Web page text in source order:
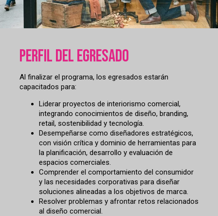
Perfil del egresado
Al finalizar el programa, los egresados estarán
capacitados para:
Liderar proyectos de interiorismo comercial,
integrando conocimientos de diseño, branding,
retail, sostenibilidad y tecnología.
Desempeñarse como diseñadores estratégicos,
con visión crítica y dominio de herramientas para
la planificación, desarrollo y evaluación de
espacios comerciales.
Comprender el comportamiento del consumidor
y las necesidades corporativas para diseñar
soluciones alineadas a los objetivos de marca.
Resolver problemas y afrontar retos relacionados
al diseño comercial.